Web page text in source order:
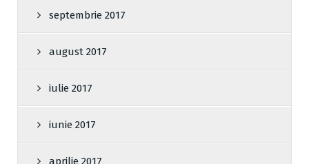
septembrie 2017
august 2017
iulie 2017
iunie 2017
aprilie 2017